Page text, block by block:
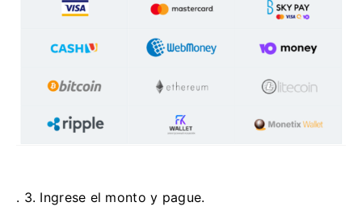
. 3. Ingrese el monto y pague.